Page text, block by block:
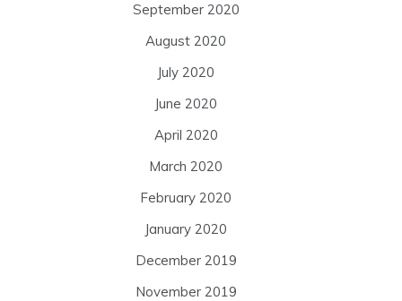
September 2020
August 2020
July 2020
June 2020
April 2020
March 2020
February 2020
January 2020
December 2019
November 2019